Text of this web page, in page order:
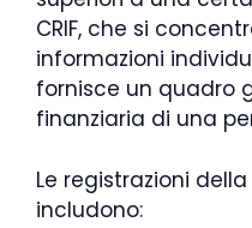
CRIF, che si
informazioni
fornisce un quadro
finanziaria di una
Le registrazioni
includono: